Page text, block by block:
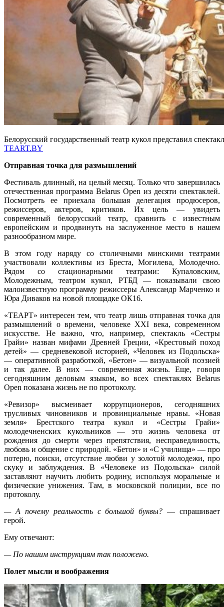
Белорусский государственный театр кукол представил
TEART.BY
Отправная точка для размышлений
Фестиваль длинный, на целый месяц. Только что завершилась
отечественная программа Belarus Open из десяти спектаклей.
Посмотреть ее приехала большая делегация продюсеров,
режиссеров, актеров, критиков. Их цель — увидеть
современный белорусский театр, сравнить с известным
европейским и продвинуть на заслуженное место в нашем
разнообразном мире.
В этом году наряду со столичными минскими театрами
участвовали коллективы из Бреста, Могилева, Молодечно.
Рядом со стационарными театрами: Купаловским,
Молодежным, театром кукол, РТБД — показывали свою
малоизвестную программу режиссеры Александр Марченко и
Юра Диваков на новой площадке ОК16.
«ТЕАРТ» интересен тем, что театр лишь отправная точка для
размышлений о времени, человеке ХХІ века, современном
искусстве. Не важно, что, например, спектакль «Сестры
Грайи» назван мифами Древней Греции, «Крестовый поход
детей» — средневековой историей, «Человек из Подольска»
— оперативной разработкой, «Бетон» — визуальной поэзией
и так далее. В них — современная жизнь. Еще, говоря
сегодняшним деловым языком, во всех спектаклях Belarus
Open показана жизнь не по протоколу.
«Ревизор» высмеивает коррупционеров, сегодняшних
трусливых чиновников и провинциальные нравы. «Новая
земля» Брестского театра кукол и «Сестры Грайи»
молодечненских кукольников — это жизнь человека от
рождения до смерти через препятствия, несправедливость,
любовь и общение с природой. «Бетон» и «С училища» — про
потерю, поиски, отсутствие любви у золотой молодежи, про
скуку и заблуждения. В «Человеке из Подольска» силой
заставляют научить любить родину, используя моральные и
физические унижения. Там, в московской полиции, все по
протоколу.
— А почему реальность с большой буквы? — спрашивает
герой.
Ему отвечают:
— По нашим инструкциям так положено.
Полет мысли и воображения